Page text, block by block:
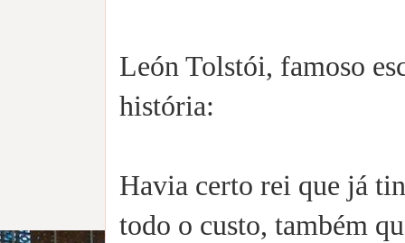
León Tolstói, famoso
história:
Havia certo rei que já
todo o custo, também